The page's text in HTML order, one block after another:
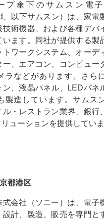
プ傘下のサムスン電子
、以下サムスン）は、家電
技術機器、および各種デバ
います。同社が提供する製
トワークシステム、オーデ
、エアコン、コンピュー
ラなどがあります。さら
ン、液晶パネル、LEDパネ
製造しています。サムス
・レストラン業界、銀行
ューションを提供していま
都港区
式会社（ソニー）は、電子
計、製造、販売を専門と